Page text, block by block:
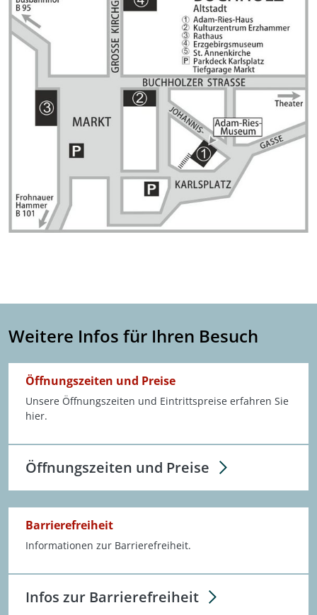
Weitere Infos für Ihren Besuch
Öffnungszeiten und Preise
Unsere Öffnungszeiten und Eintrittspreise erfahren Sie
hier.
Öffnungszeiten und Preise
Barrierefreiheit
Informationen zur Barrierefreiheit.
Infos zur Barrierefreiheit